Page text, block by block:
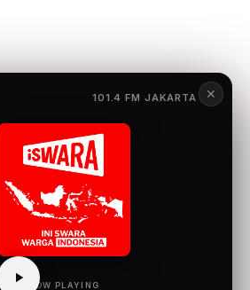
✕
101.4 FM JAKARTA
NOW PLAYING